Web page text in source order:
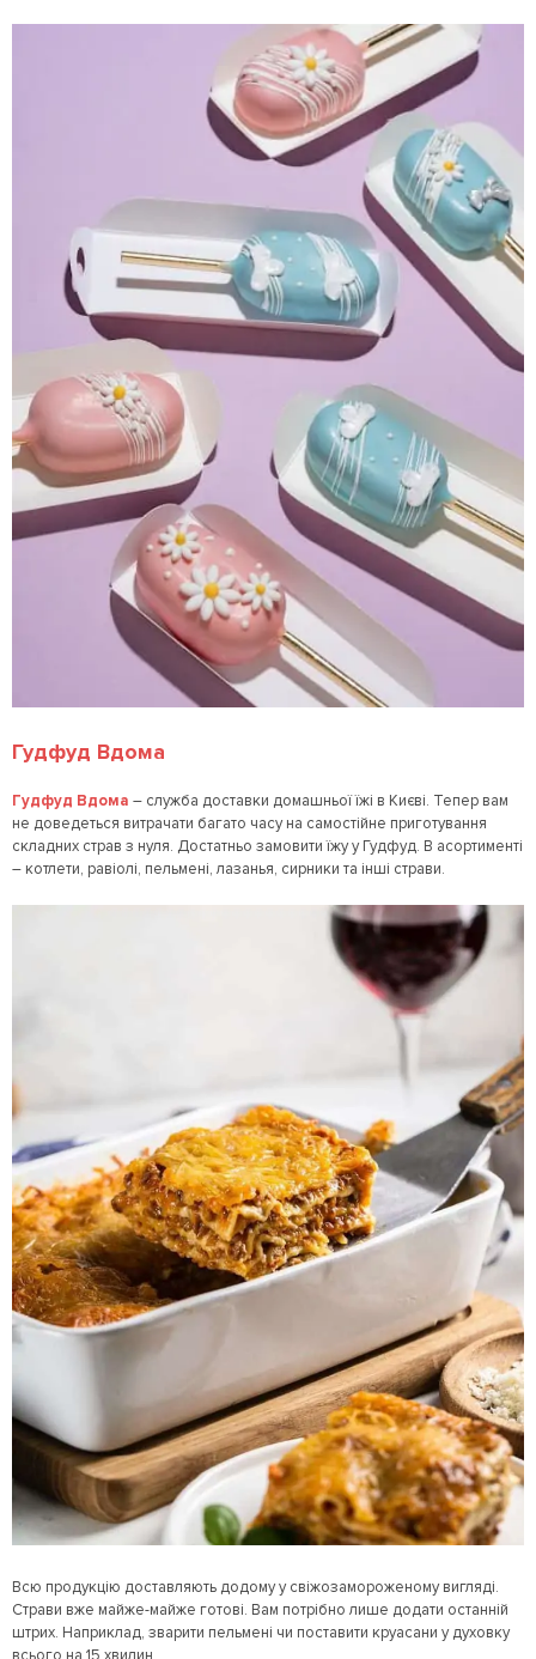
Гудфуд Вдома
Гудфуд Вдома – служба доставки домашньої їжі в Києві. Тепер вам
не доведеться витрачати багато часу на самостійне приготування
складних страв з нуля. Достатньо замовити їжу у Гудфуд. В асортименті
– котлети, равіолі, пельмені, лазанья, сирники та інші страви.
Всю продукцію доставляють додому у свіжозамороженому вигляді.
Страви вже майже-майже готові. Вам потрібно лише додати останній
штрих. Наприклад, зварити пельмені чи поставити круасани у духовку
всього на 15 хвилин.